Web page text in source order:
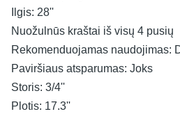
Ilgis: 28''
Nuožulnūs kraštai iš visų 4 pusių
Rekomenduojamas naudojimas:
Paviršiaus atsparumas: Joks
Storis: 3/4''
Plotis: 17.3''